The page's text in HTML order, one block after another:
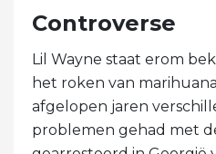
Controverse
Lil Wayne staat erom
het roken van
afgelopen jaren
problemen gehad met